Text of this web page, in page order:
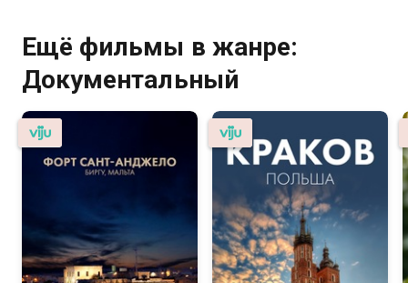
Ещё фильмы в жанре:
Документальный